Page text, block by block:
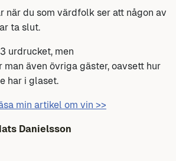
när du som värdfolk ser att någon av
ta slut.
urdrucket, men
även övriga gäster, oavsett hur
har i glaset.
min artikel om vin >>
Danielsson